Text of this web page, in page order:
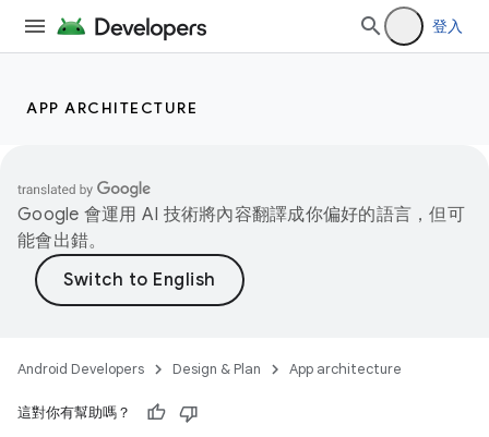
登入
APP ARCHITECTURE
Google 會運用 AI 技術將內容翻譯成你偏好的語言，但可
能會出錯。
Android Developers Design & Plan App architecture
這對你有幫助嗎？